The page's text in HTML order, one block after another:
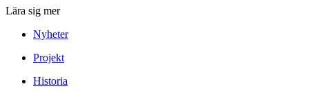
Lära sig mer
Nyheter
Projekt
Historia